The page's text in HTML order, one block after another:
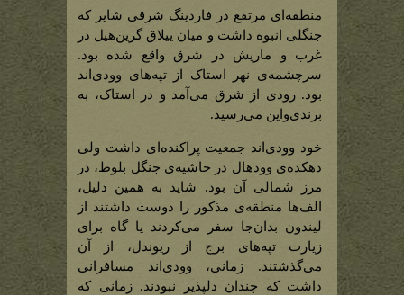
بزرگ
بالای
ماریش)
منطقه‌ای مرتفع در فاردینگ شرقی شایر که
جنگلی انبوه داشت و میان ییلاق گرین‌هیل در
غرب و ماریش در شرق واقع شده بود.
سرچشمه‌ی نهر استاک از تپه‌های وودی‌اند
بود. رودی از شرق می‌آمد و در استاک، به
برندی‌واین می‌رسید.
خود وودی‌اند جمعیت پراکنده‌ای داشت ولی
دهکده‌ی وود‌هال در حاشیه‌ی جنگل بلوط، در
مرز شمالی آن بود. شاید به همین دلیل،
الف‌ها منطقه‌ی مذکور را دوست داشتند از
لیندون بدان‌جا سفر می‌کردند یا گاه برای
زیارت تپه‌های برج از ریوندل، از آن
می‌گذشتند. زمانی، وودی‌اند مسافرانی
داشت که چندان دلپذیر نبودند. زمانی که